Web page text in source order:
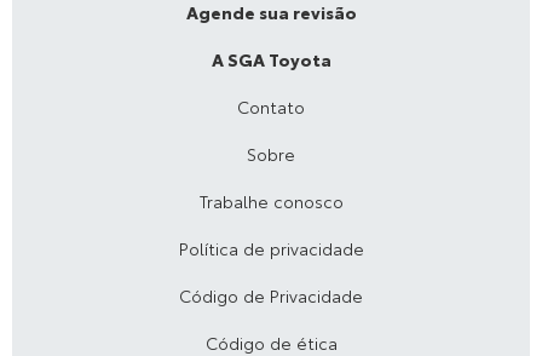
Agende sua revisão
A SGA Toyota
Contato
Sobre
Trabalhe conosco
Política de privacidade
Código de Privacidade
Código de ética